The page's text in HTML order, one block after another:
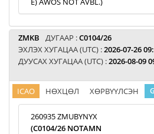
ZMKB ДУГААР :C0104/26
ЭХЛЭХ ХУГАЦАА (UTC) :2026-07-26
ДУУСАХ ХУГАЦАА (UTC) :2026-08-09
ICAO НӨХЦӨЛ ХӨРВҮҮЛСЭН
260935 ZMUBYNYX
(C0104/26 NOTAMN